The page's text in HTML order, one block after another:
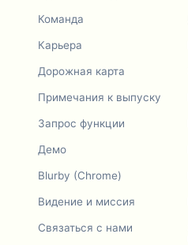
Команда
Карьера
Дорожная карта
Примечания к выпуску
Запрос функции
Демо
Blurby (Chrome)
Видение и миссия
Связаться с нами